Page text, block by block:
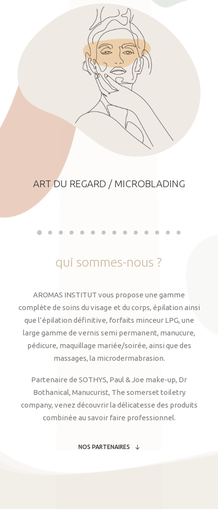
ART DU REGARD / MICROBLADING
qui sommes-nous ?
AROMAS INSTITUT vous propose une gamme
complète de soins du visage et du corps, épilation ainsi
que l’épilation définitive, forfaits minceur LPG, une
large gamme de vernis semi permanent, manucure,
pédicure, maquillage mariée/soirée, ainsi que des
massages, la microdermabrasion.
Partenaire de SOTHYS, Paul & Joe make-up, Dr
Bothanical, Manucurist, The somerset toiletry
company, venez découvrir la délicatesse des produits
combinée au savoir faire professionnel.
NOS PARTENAIRES